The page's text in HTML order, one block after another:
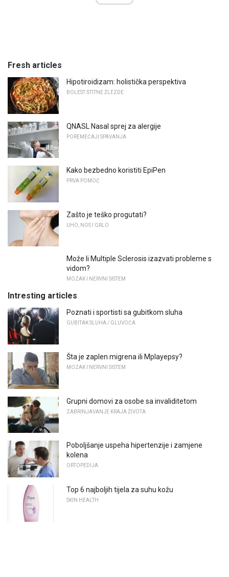
Fresh articles
Hipotiroidizam: holistička perspektiva
BOLEST ŠTITNE ŽLEZDE
QNASL Nasal sprej za alergije
POREMEĆAJI SPAVANJA
Kako bezbedno koristiti EpiPen
PRVA POMOĆ
Zašto je teško progutati?
UHO, NOS I GRLO
Može li Multiple Sclerosis izazvati probleme s
vidom?
MOZAK I NERVNI SISTEM
Intresting articles
Poznati i sportisti sa gubitkom sluha
GUBITAK SLUHA / GLUVOĆA
Šta je zaplen migrena ili Mplayepsy?
MOZAK I NERVNI SISTEM
Grupni domovi za osobe sa invaliditetom
ZABRINJAVANJE KRAJA ŽIVOTA
Poboljšanje uspeha hipertenzije i zamjene
kolena
ORTOPEDIJA
Top 6 najboljih tijela za suhu kožu
SKIN HEALTH